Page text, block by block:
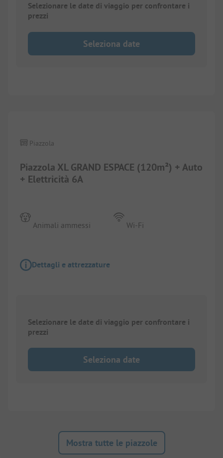
Selezionare le date di viaggio per confrontare i
prezzi
Seleziona date
Piazzola XL GRAND ESPACE (120m²) + Auto
+ Elettricità 6A
Piazzola
Animali ammessi Wi-Fi
Dettagli e attrezzature
Selezionare le date di viaggio per confrontare i
prezzi
Seleziona date
Mostra tutte le piazzole